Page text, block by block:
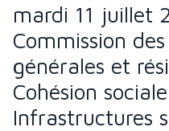
mardi 11 juillet
Commission
générales et
Cohésion
Infrastructures